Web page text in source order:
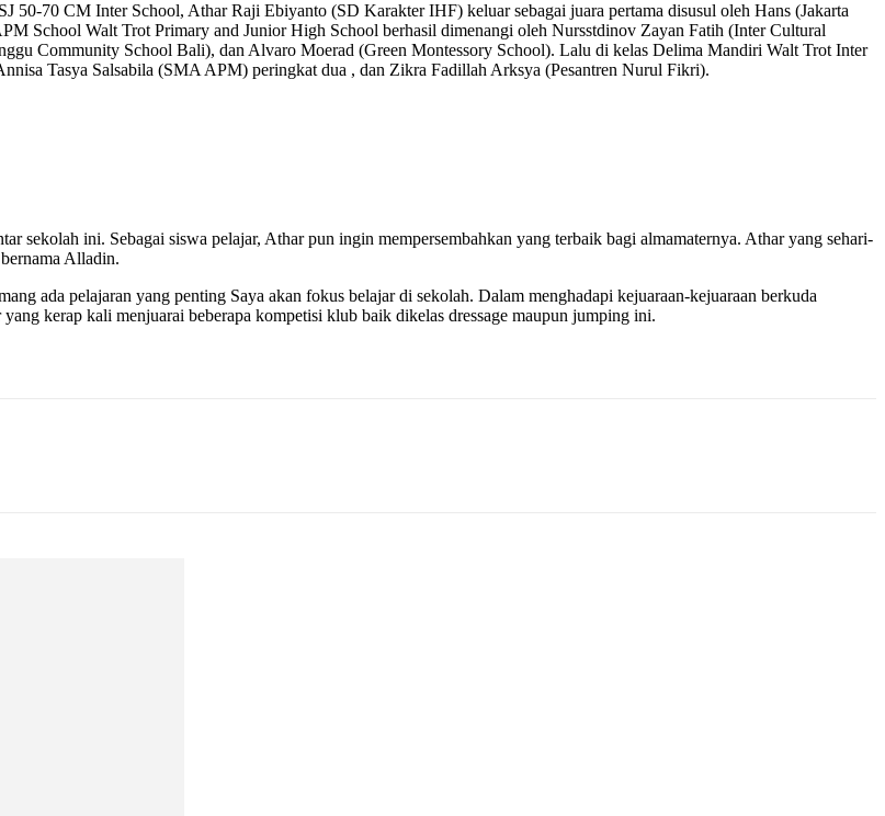
50-70 CM Inter School, Athar Raji Ebiyanto (SD Karakter IHF) keluar sebagai juara pertama disusul oleh Hans (Jakarta
School Walt Trot Primary and Junior High School berhasil dimenangi oleh Nursstdinov Zayan Fatih (Inter Cultural
Community School Bali), dan Alvaro Moerad (Green Montessory School). Lalu di kelas Delima Mandiri Walt Trot Inter
Tasya Salsabila (SMA APM) peringkat dua , dan Zikra Fadillah Arksya (Pesantren Nurul Fikri).
sekolah ini. Sebagai siswa pelajar, Athar pun ingin mempersembahkan yang terbaik bagi almamaternya. Athar yang sehari-
Alladin.
ada pelajaran yang penting Saya akan fokus belajar di sekolah. Dalam menghadapi kejuaraan-kejuaraan berkuda
kerap kali menjuarai beberapa kompetisi klub baik dikelas dressage maupun jumping ini.